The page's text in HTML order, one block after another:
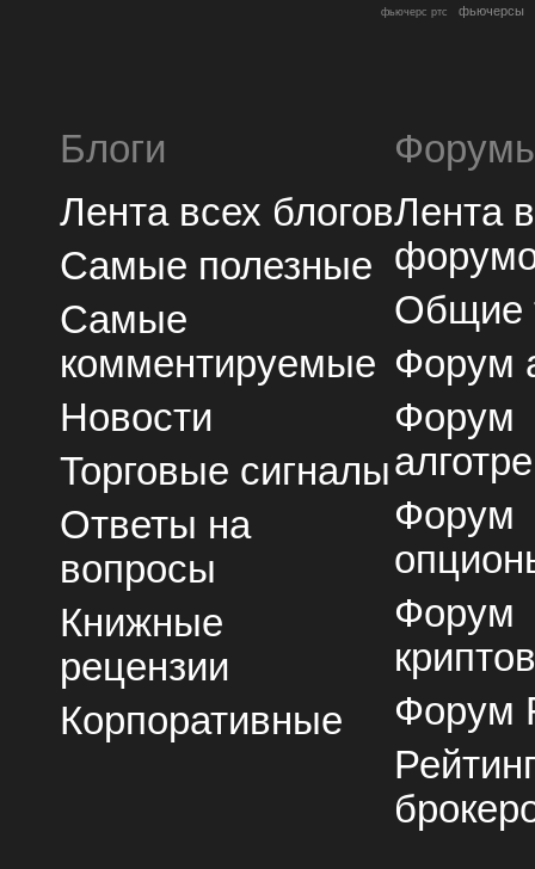
фьючерс ртс фьючерсы
Блоги
Лента всех блогов
Самые полезные
Самые
комментируемые
Новости
Торговые сигналы
Ответы на
вопросы
Книжные
рецензии
Корпоративные
Лента
Общие
Форум
Форум
Форум
Форум
Форум